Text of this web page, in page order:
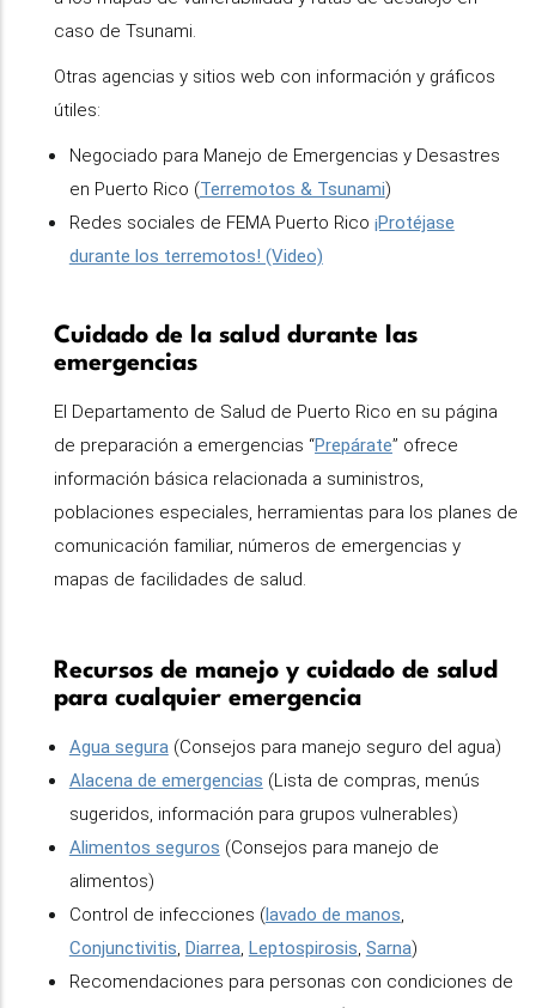
caso de Tsunami.
Otras agencias y sitios web con información y gráficos
útiles:
Negociado para Manejo de Emergencias y Desastres
en Puerto Rico (Terremotos & Tsunami)
Redes sociales de FEMA Puerto Rico ¡Protéjase
durante los terremotos! (Video)
Cuidado de la salud durante las
emergencias
El Departamento de Salud de Puerto Rico en su página
de preparación a emergencias “Prepárate” ofrece
información básica relacionada a suministros,
poblaciones especiales, herramientas para los planes de
comunicación familiar, números de emergencias y
mapas de facilidades de salud.
Recursos de manejo y cuidado de salud
para cualquier emergencia
Agua segura(Consejos para manejo seguro del agua)
Alacena de emergencias (Lista de compras, menús
sugeridos, información para grupos vulnerables)
Alimentos seguros (Consejos para manejo de
alimentos)
Control de infecciones (lavado de manos,
Conjunctivitis, Diarrea, Leptospirosis, Sarna)
Recomendaciones para personas con condiciones de